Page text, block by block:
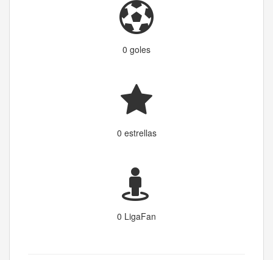
0 goles
0 estrellas
0 LigaFan